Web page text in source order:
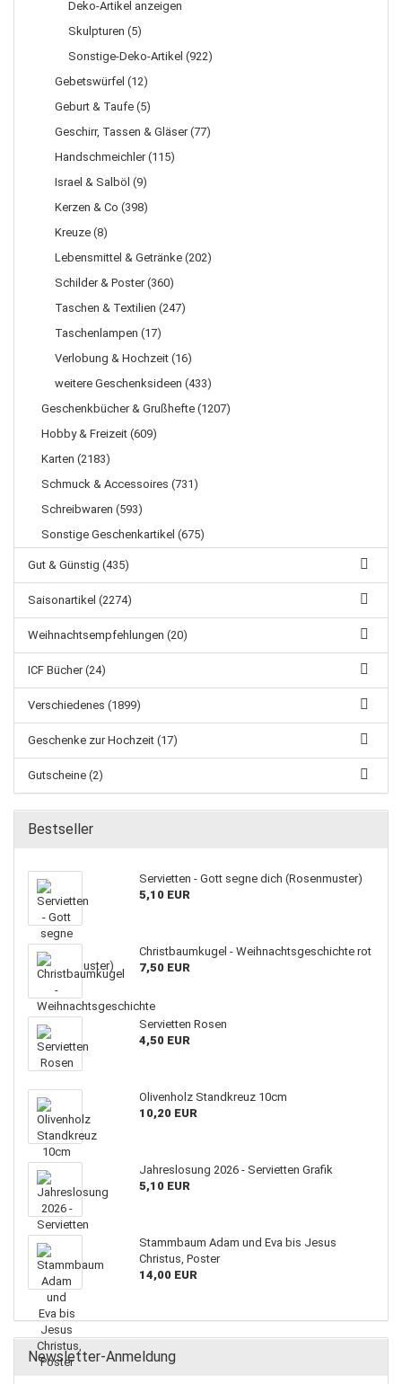
Deko-Artikel anzeigen
Skulpturen (5)
Sonstige-Deko-Artikel (922)
Gebetswürfel (12)
Geburt & Taufe (5)
Geschirr, Tassen & Gläser (77)
Handschmeichler (115)
Israel & Salböl (9)
Kerzen & Co (398)
Kreuze (8)
Lebensmittel & Getränke (202)
Schilder & Poster (360)
Taschen & Textilien (247)
Taschenlampen (17)
Verlobung & Hochzeit (16)
weitere Geschenksideen (433)
Geschenkbücher & Grußhefte (1207)
Hobby & Freizeit (609)
Karten (2183)
Schmuck & Accessoires (731)
Schreibwaren (593)
Sonstige Geschenkartikel (675)
Gut & Günstig (435)
Saisonartikel (2274)
Weihnachtsempfehlungen (20)
ICF Bücher (24)
Verschiedenes (1899)
Geschenke zur Hochzeit (17)
Gutscheine (2)
Bestseller
Servietten - Gott segne dich (Rosenmuster)
5,10 EUR
Christbaumkugel - Weihnachtsgeschichte rot
7,50 EUR
Servietten Rosen
4,50 EUR
Olivenholz Standkreuz 10cm
10,20 EUR
Jahreslosung 2026 - Servietten Grafik
5,10 EUR
Stammbaum Adam und Eva bis Jesus
Christus, Poster
14,00 EUR
Newsletter-Anmeldung